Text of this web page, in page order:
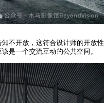
不开放，这符合设计师的开放性
是一个交流互动的公共空间。